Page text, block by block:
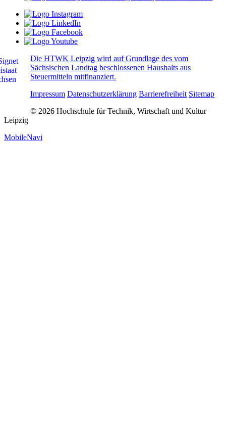
Die HTWK Leipzig wird auf Grundlage des vom
Sächsischen Landtag beschlossenen Haushalts aus
Steuermitteln mitfinanziert.
Impressum Datenschutzerklärung Barrierefreiheit Sitemap
© 2026 Hochschule für Technik, Wirtschaft und Kultur
Leipzig
MobileNavi